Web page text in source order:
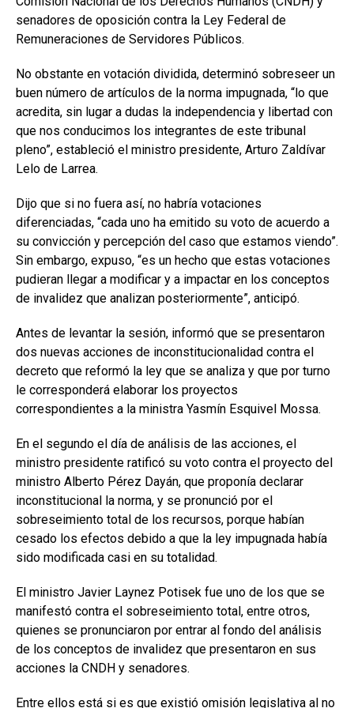
senadores de oposición contra la Ley Federal de
Remuneraciones de Servidores Públicos.
No obstante en votación dividida, determinó sobreseer un
buen número de artículos de la norma impugnada, “lo que
acredita, sin lugar a dudas la independencia y libertad con
que nos conducimos los integrantes de este tribunal
pleno”, estableció el ministro presidente, Arturo Zaldívar
Lelo de Larrea.
Dijo que si no fuera así, no habría votaciones
diferenciadas, “cada uno ha emitido su voto de acuerdo a
su convicción y percepción del caso que estamos viendo”.
Sin embargo, expuso, “es un hecho que estas votaciones
pudieran llegar a modificar y a impactar en los conceptos
de invalidez que analizan posteriormente”, anticipó.
Antes de levantar la sesión, informó que se presentaron
dos nuevas acciones de inconstitucionalidad contra el
decreto que reformó la ley que se analiza y que por turno
le corresponderá elaborar los proyectos
correspondientes a la ministra Yasmín Esquivel Mossa.
En el segundo el día de análisis de las acciones, el
ministro presidente ratificó su voto contra el proyecto del
ministro Alberto Pérez Dayán, que proponía declarar
inconstitucional la norma, y se pronunció por el
sobreseimiento total de los recursos, porque habían
cesado los efectos debido a que la ley impugnada había
sido modificada casi en su totalidad.
El ministro Javier Laynez Potisek fue uno de los que se
manifestó contra el sobreseimiento total, entre otros,
quienes se pronunciaron por entrar al fondo del análisis
de los conceptos de invalidez que presentaron en sus
acciones la CNDH y senadores.
Entre ellos está si es que existió omisión legislativa al no